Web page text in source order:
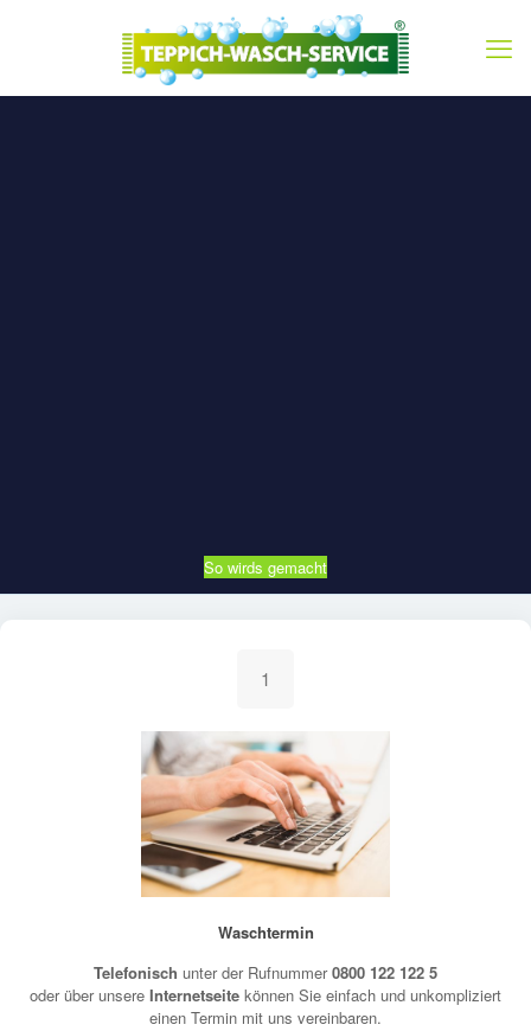
So wirds gemacht
1
Waschtermin
Telefonisch unter der Rufnummer0800 122 122 5
oder über unsere Internetseite können Sie einfach und unkompliziert
einen Termin mit uns vereinbaren.